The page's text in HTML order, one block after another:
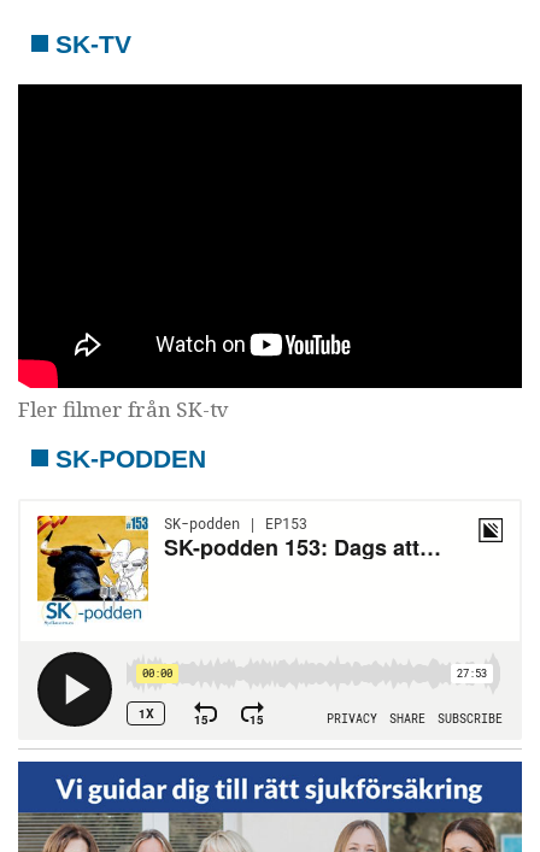
SK-TV
Fler filmer från SK-tv
SK-PODDEN